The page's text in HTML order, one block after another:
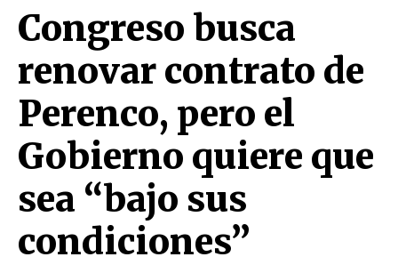
Congreso busca
renovar contrato de
Perenco, pero el
Gobierno quiere que
sea “bajo sus
condiciones”